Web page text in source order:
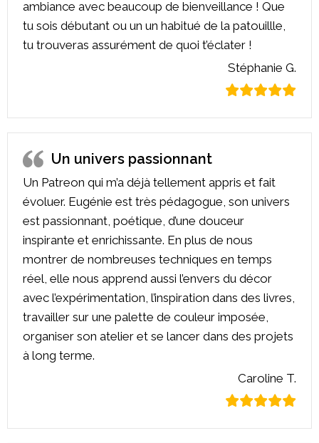
ambiance avec beaucoup de bienveillance ! Que
tu sois débutant ou un un habitué de la patouillle,
tu trouveras assurément de quoi t’éclater !
Stéphanie G.
Un univers passionnant
Un Patreon qui m’a déjà tellement appris et fait
évoluer. Eugénie est très pédagogue, son univers
est passionnant, poétique, d’une douceur
inspirante et enrichissante. En plus de nous
montrer de nombreuses techniques en temps
réel, elle nous apprend aussi l’envers du décor
avec l’expérimentation, l’inspiration dans des livres,
travailler sur une palette de couleur imposée,
organiser son atelier et se lancer dans des projets
à long terme.
Caroline T.